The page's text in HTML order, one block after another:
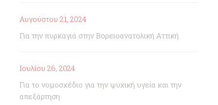
Αυγούστου 21, 2024
Για την πυρκαγιά στην Βορειοανατολική Αττική
Ιουλίου 26, 2024
Για το νομοσχέδιο για την ψυχική υγεία και την
απεξάρτηση